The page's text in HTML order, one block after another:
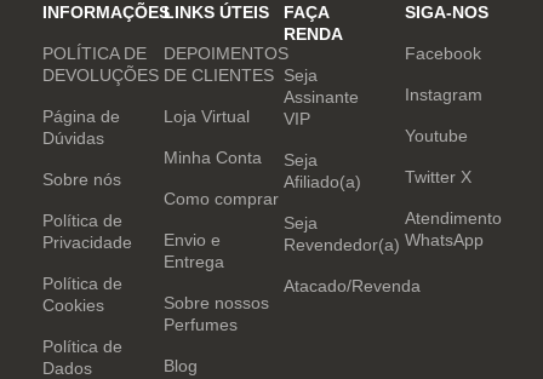
INFORMAÇÕES
POLÍTICA DE
DEVOLUÇÕES
Página de
Dúvidas
Sobre nós
Política de
Privacidade
Política de
Cookies
Política de
Dados
LINKS ÚTEIS
DEPOIMENTOS
DE CLIENTES
Loja Virtual
Minha Conta
Como comprar
Envio e
Entrega
Sobre nossos
Perfumes
Blog
FAÇA
RENDA
Seja
Assinante
VIP
Seja
Afiliado(a)
Seja
Revendedor(a)
Atacado/Revenda
SIGA-NOS
Facebook
Instagram
Youtube
Twitter X
Atendimento
WhatsApp